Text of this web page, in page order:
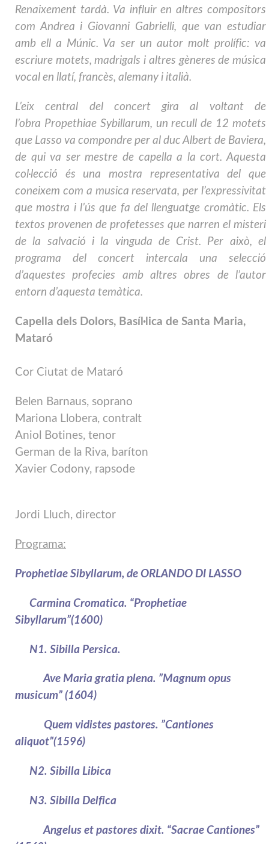
Renaixement tardà. Va influir en altres compositors
com Andrea i Giovanni Gabrielli, que van estudiar
amb ell a Múnic. Va ser un autor molt prolífic: va
escriure motets, madrigals i altres gèneres de música
vocal en llatí, francès, alemany i italià.
L’eix central del concert gira al voltant de
l’obra Propethiae Sybillarum, un recull de 12 motets
que Lasso va compondre per al duc Albert de Baviera,
de qui va ser mestre de capella a la cort. Aquesta
col·lecció és una mostra representativa del que
coneixem com a musica reservata, per l’expressivitat
que mostra i l’ús que fa del llenguatge cromàtic. Els
textos provenen de profetesses que narren el misteri
de la salvació i la vinguda de Crist. Per això, el
programa del concert intercala una selecció
d’aquestes profecies amb altres obres de l’autor
entorn d’aquesta temàtica.
Capella dels Dolors, Basíl·lica de Santa Maria,
Mataró
Cor Ciutat de Mataró
Belen Barnaus, soprano
Mariona Llobera, contralt
Aniol Botines, tenor
German de la Riva, baríton
Xavier Codony, rapsode
Jordi Lluch, director
Programa:
Prophetiae Sibyllarum, de ORLANDO DI LASSO
Carmina Cromatica. “Prophetiae
Sibyllarum”(1600)
N1. Sibilla Persica.
Ave Maria gratia plena. ”Magnum opus
musicum” (1604)
Quem vidistes pastores. ”Cantiones
aliquot”(1596)
N2. Sibilla Libica
N3. Sibilla Delfica
Angelus et pastores dixit. “Sacrae Cantiones”